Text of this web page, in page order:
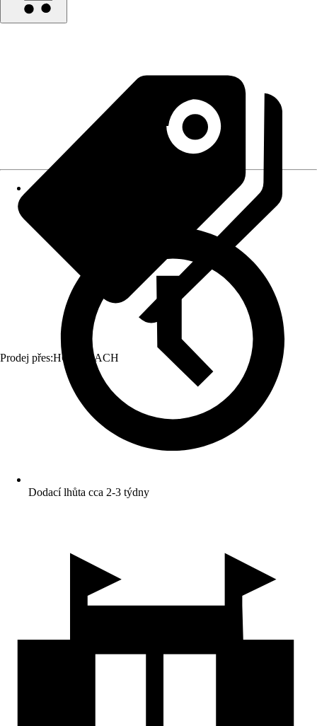
Prodej přes:HORNBACH
Dodací lhůta cca 2-3 týdny